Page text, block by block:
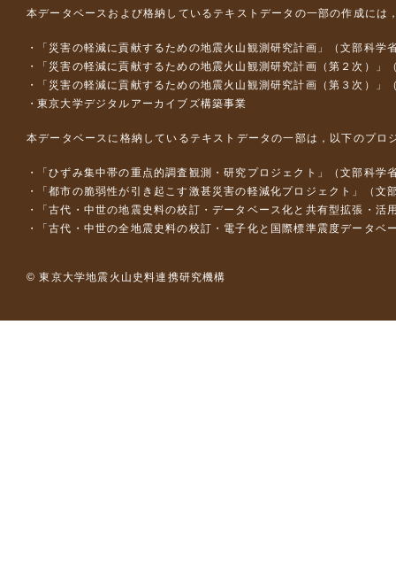
本データベースおよび格納しているテキストデータの一部の作成には
「災害の軽減に貢献するための地震火山観測研究計画」（文部科学
「災害の軽減に貢献するための地震火山観測研究計画（第２次）」
「災害の軽減に貢献するための地震火山観測研究計画（第３次）」
東京大学デジタルアーカイブズ構築事業
本データベースに格納しているテキストデータの一部は，以下のプロ
「ひずみ集中帯の重点的調査観測・研究プロジェクト」（文部科
「都市の脆弱性が引き起こす激甚災害の軽減化プロジェクト」（
「古代・中世の地震史料の校訂・データベース化と共有型拡張・
「古代・中世の全地震史料の校訂・電子化と国際標準震度データ
© 東京大学地震火山史料連携研究機構